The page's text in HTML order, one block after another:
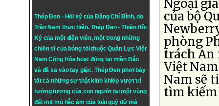
Thép Đen - Hồi ký của Đặng Chí Bình, do
Trần Nam thực hiện. Thép Đen- Thiên Hồi
Ký của một điện viên, một trong những
chiến sĩ của bóng tối thuộc Quân Lực Việt
Nam Cộng Hòa hoạt động tại miền Bắc
và đã sa vào tay giặc. Thép Đen phơi bày
tất cả những sự thật kinh khiếp vượt trí
tưởng tượng của con người tại một vùng
đất mịt mù hắc ám của loài quỷ dữ mà
Ngoại
của bộ
phòng
trách An
Việt
Nam sẽ
tìm